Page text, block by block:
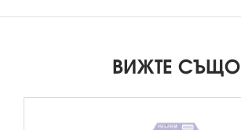
ВИЖТЕ СЪЩО